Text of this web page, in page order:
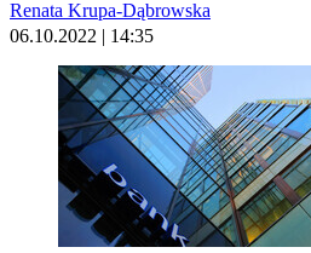
Renata Krupa-Dąbrowska
06.10.2022 | 14:35